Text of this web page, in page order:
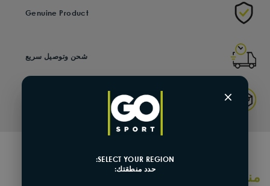
Genuine Product
شحن وتوصيل سريع
منتجات مشابهة
×
SELECT YOUR REGION:
حدد منطقتك: